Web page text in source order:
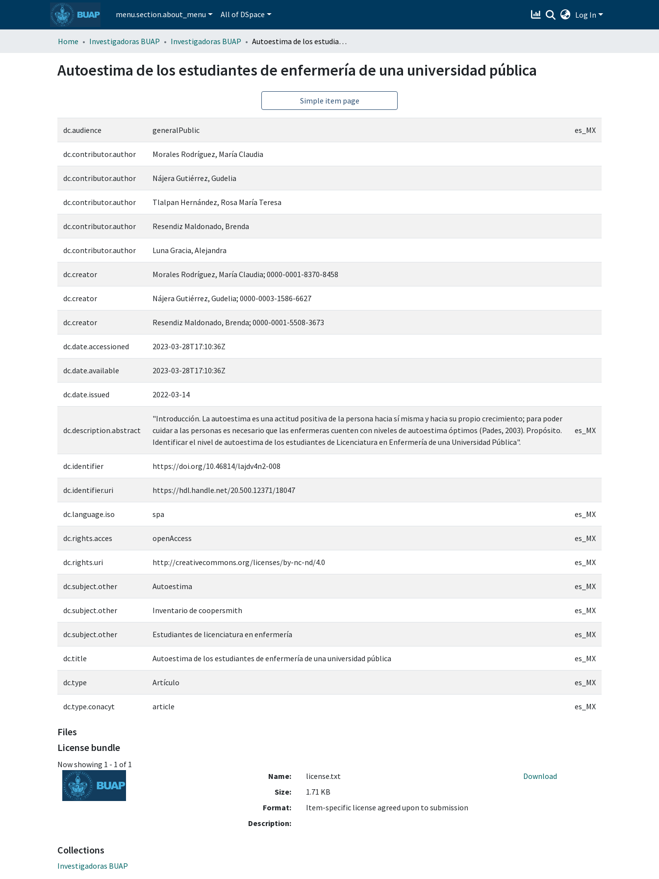
menu.section.about_menu All of DSpace Log In
Home Investigadoras BUAP Investigadoras BUAP Autoestima de los estudiantes de enfermería de una universidad pública
Autoestima de los estudiantes de enfermería de una universidad pública
Simple item page
dc.audience generalPublic es_MX
dc.contributor.author Morales Rodríguez, María Claudia
dc.contributor.author Nájera Gutiérrez, Gudelia
dc.contributor.author Tlalpan Hernández, Rosa María Teresa
dc.contributor.author Resendiz Maldonado, Brenda
dc.contributor.author Luna Gracia, Alejandra
dc.creator Morales Rodríguez, María Claudia; 0000-0001-8370-8458
dc.creator Nájera Gutiérrez, Gudelia; 0000-0003-1586-6627
dc.creator Resendiz Maldonado, Brenda; 0000-0001-5508-3673
dc.date.accessioned 2023-03-28T17:10:36Z
dc.date.available 2023-03-28T17:10:36Z
dc.date.issued 2022-03-14
dc.description.abstract
"Introducción. La autoestima es una actitud positiva de la persona hacia sí misma y hacia su propio crecimiento; para poder
cuidar a las personas es necesario que las enfermeras cuenten con niveles de autoestima óptimos (Pades, 2003). Propósito.
Identificar el nivel de autoestima de los estudiantes de Licenciatura en Enfermería de una Universidad Pública".
es_MX
dc.identifier https://doi.org/10.46814/lajdv4n2-008
dc.identifier.uri https://hdl.handle.net/20.500.12371/18047
dc.language.iso spa es_MX
dc.rights.acces openAccess es_MX
dc.rights.uri http://creativecommons.org/licenses/by-nc-nd/4.0 es_MX
dc.subject.other Autoestima es_MX
dc.subject.other Inventario de coopersmith es_MX
dc.subject.other Estudiantes de licenciatura en enfermería es_MX
dc.title Autoestima de los estudiantes de enfermería de una universidad pública es_MX
dc.type Artículo es_MX
dc.type.conacyt article es_MX
Files
License bundle
Now showing 1 - 1 of 1
Name:
license.txt
Size:
1.71 KB
Format:
Item-specific license agreed upon to submission
Description:
Download
Collections
Investigadoras BUAP